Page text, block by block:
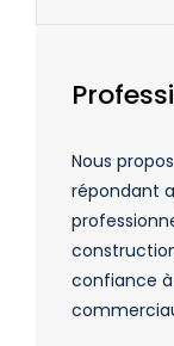
Nous
répondant
confiance